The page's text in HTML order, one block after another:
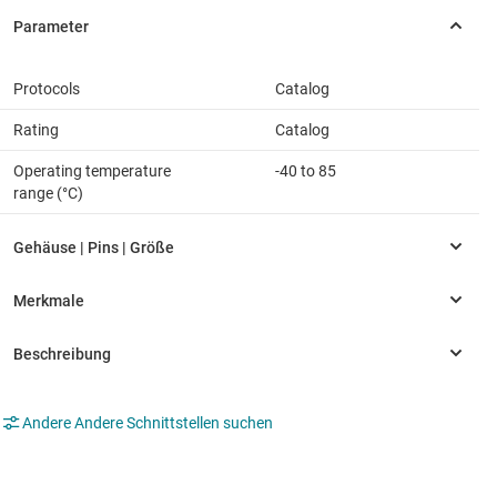
Protocols Catalog
Rating Catalog
Operating temperature
range (°C)
-40 to 85
Andere Andere Schnittstellen suchen